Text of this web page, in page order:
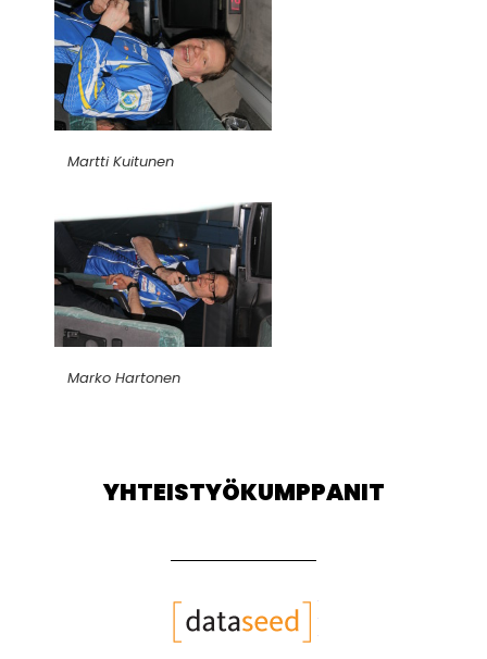
Martti Kuitunen
Marko Hartonen
YHTEISTYÖKUMPPANIT